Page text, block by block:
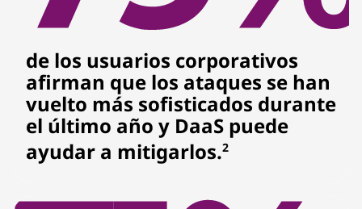
de los usuarios corporativos
afirman que los ataques se han
vuelto más sofisticados durante
el último año y DaaS puede
ayudar a mitigarlos.2